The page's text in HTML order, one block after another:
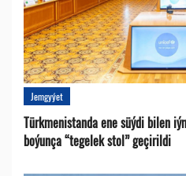
Jemgyýet
Türkmenistanda ene süýdi bilen
boýunça “tegelek stol” geçirildi